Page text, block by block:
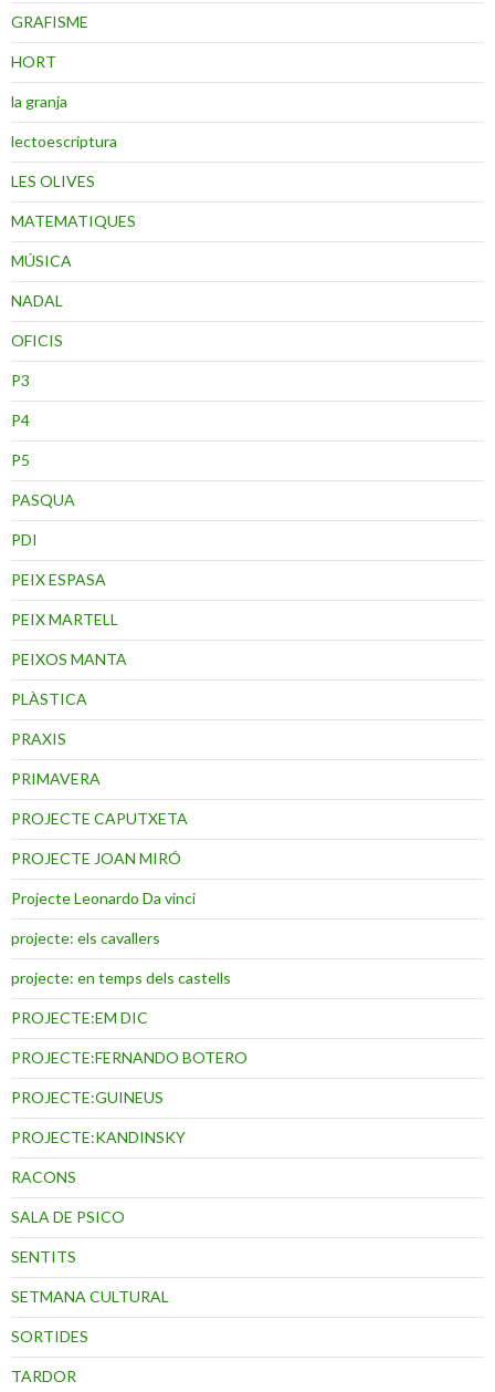
GRAFISME
HORT
la granja
lectoescriptura
LES OLIVES
MATEMATIQUES
MÚSICA
NADAL
OFICIS
P3
P4
P5
PASQUA
PDI
PEIX ESPASA
PEIX MARTELL
PEIXOS MANTA
PLÀSTICA
PRAXIS
PRIMAVERA
PROJECTE CAPUTXETA
PROJECTE JOAN MIRÓ
Projecte Leonardo Da vinci
projecte: els cavallers
projecte: en temps dels castells
PROJECTE:EM DIC
PROJECTE:FERNANDO BOTERO
PROJECTE:GUINEUS
PROJECTE:KANDINSKY
RACONS
SALA DE PSICO
SENTITS
SETMANA CULTURAL
SORTIDES
TARDOR